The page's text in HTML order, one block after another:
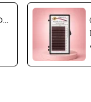
0.07mm Pestanas 3W D Castanhas em curvatura C Mix